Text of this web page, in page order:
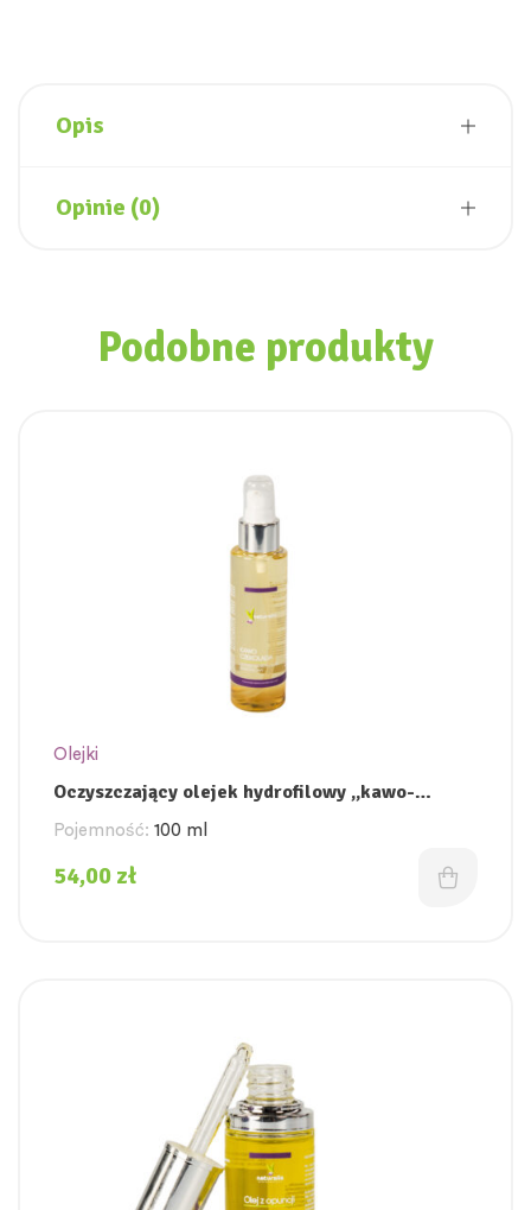
Opis
Opinie (0)
Podobne produkty
Olejki
Oczyszczający olejek hydrofilowy „kawo-
czekolada”
Pojemność: 100 ml
54,00 zł